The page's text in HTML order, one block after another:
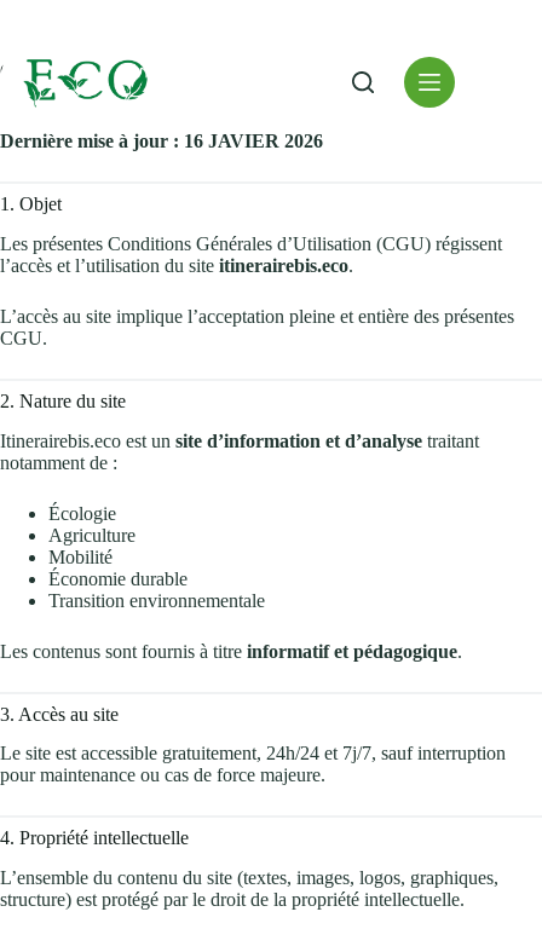
Conditions Générales d’Utilisation
Dernière mise à jour : 16 JAVIER 2026
1. Objet
Les présentes Conditions Générales d’Utilisation (CGU) régissent
l’accès et l’utilisation du site itinerairebis.eco.
L’accès au site implique l’acceptation pleine et entière des présentes
CGU.
2. Nature du site
Itinerairebis.eco est un site d’information et d’analyse traitant
notamment de :
Écologie
Agriculture
Mobilité
Économie durable
Transition environnementale
Les contenus sont fournis à titre informatif et pédagogique.
3. Accès au site
Le site est accessible gratuitement, 24h/24 et 7j/7, sauf interruption
pour maintenance ou cas de force majeure.
4. Propriété intellectuelle
L’ensemble du contenu du site (textes, images, logos, graphiques,
structure) est protégé par le droit de la propriété intellectuelle.